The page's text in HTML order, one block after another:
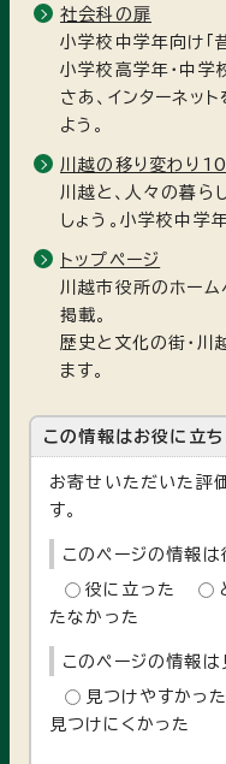
社会科の扉
小学校中学年向け「
小学校高学年・中学
さあ、インターネッ
よう。
川越の移り変わり
川越と、人々の暮ら
しょう。小学校中学
トップページ
川越市役所のホーム
掲載。
歴史と文化の街・川
ます。
この情報はお役に立ち
お寄せいただいた評
す。
このページの情報
役に立った
たなかった
このページの情報
見つけやすかった
見つけにくかった